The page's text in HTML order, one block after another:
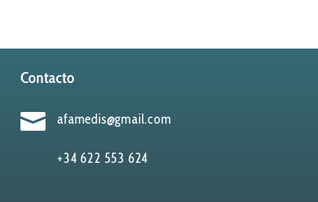
Contacto
 afamedis@gmail.com
+34 622 553 624